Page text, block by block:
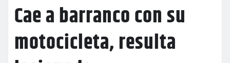
Cae a barranco con su
motocicleta, resulta